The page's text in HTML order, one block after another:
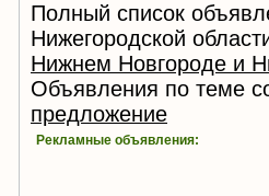
Полный список
Нижегородской
Нижнем Новгороде и
Объявления по теме
предложение
Рекламные объявления: